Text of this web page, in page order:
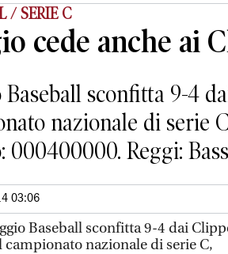
/ SERIE C
cede anche ai
Baseball sconfitta 9-4
nazionale di serie
000400000. Reggi:
03:06
Baseball sconfitta 9-4 dai
campionato nazionale di serie C,